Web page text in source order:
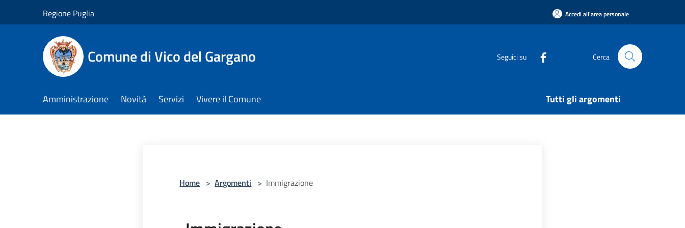
Regione Puglia Accedi all'area personale
Comune di Vico del Gargano Seguici su Cerca
Amministrazione Novità Servizi Vivere il Comune Tutti gli argomenti
Home > Argomenti > Immigrazione